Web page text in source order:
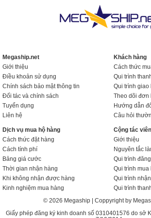
Megaship.net
Giới thiệu
Điều khoản sử dụng
Chính sách bảo mật thông tin
Đối tác và chính sách
Tuyển dụng
Liên hệ
Khách hàng
Cách thức
Qui trình
Qui trình giao
Theo dõi đơn
Hướng dẫn
Câu hỏi
Dịch vụ mua hộ hàng
Cách thức đặt hàng
Cách tính phí
Bảng giá cước
Thời gian nhận hàng
Khi không nhận được hàng
Kinh nghiệm mua hàng
Cộng tác viên
Giới thiệu
Nguyên tắc
Qui trình
Qui trình mua
Qui trình
Qui trình
© 2026 Megaship | Coppyright by
Giấy phép đăng ký kinh doanh số 0310401576 do sở